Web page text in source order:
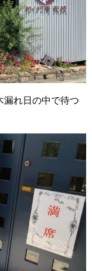
漏れ日の中で待つ